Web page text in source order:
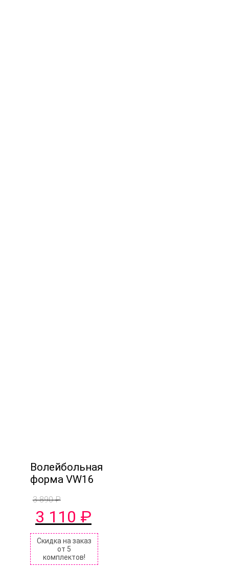
Волейбольная
форма VW16
3 890₽
Первоначальная
цена
составляла
3
890 ₽.
3 110 ₽цена:
3
110 ₽.
Скидка на заказ
от 5
комплектов!